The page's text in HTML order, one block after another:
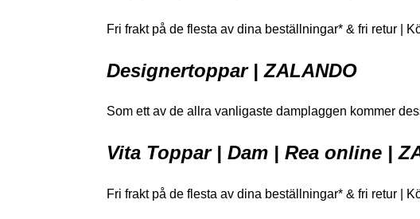
Fri frakt på de flesta av dina beställningar* & fri retur |
Designertoppar | ZALANDO
Som ett av de allra vanligaste damplaggen kommer
Vita Toppar | Dam | Rea online |
Fri frakt på de flesta av dina beställningar* & fri retur |